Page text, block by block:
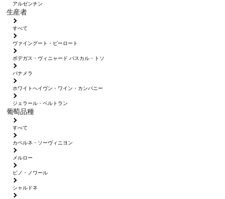
アルゼンチン
生産者
すべて
ヴァイングート・ピーロート
ボデガス・ヴィニャード パスカル・トソ
パナメラ
ホワイトへイヴン・ワイン・カンパニー
ジェラール・ベルトラン
葡萄品種
すべて
カベルネ・ソーヴィニヨン
メルロー
ピノ・ノワール
シャルドネ